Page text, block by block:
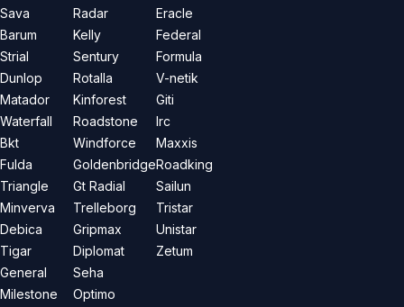
Sava
Barum
Strial
Dunlop
Matador
Waterfall
Bkt
Fulda
Triangle
Minverva
Debica
Tigar
General
Milestone
Radar
Kelly
Sentury
Rotalla
Kinforest
Roadstone
Windforce
Goldenbridge
Gt Radial
Trelleborg
Gripmax
Diplomat
Seha
Optimo
Eracle
Federal
Formula
V-netik
Giti
Irc
Maxxis
Roadking
Sailun
Tristar
Unistar
Zetum